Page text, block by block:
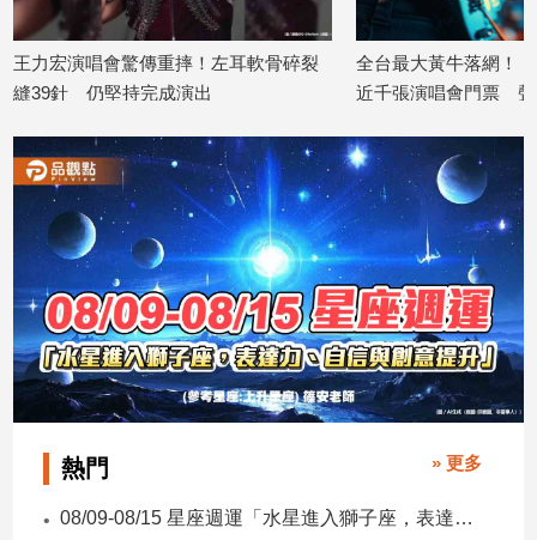
消
費
健
親
子/
感
情
術
／
文
創
／
薦
科
王力宏演唱會驚傳重摔！左耳軟骨碎裂
縫39針 仍堅持完成演出
全台最大黃牛落網！
近千張演唱會門票
熱門 » 更多
08/09-08/15 星座週運「水星進入獅子座，表達力、自信與創意提升」